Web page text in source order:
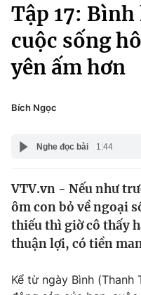
Chính trị
Xã hội
Tin tức
Thế giới đó đây
Câu chuyện quốc tế
Kinh tế
Tài chính
Dữ liệu và đời sống
Truyền hình
Truyền hình
Văn hóa - Giải trí
Y tế
Đời sống
Giáo dục
Tập 17:
cuộc sống
yên ấm hơn
Bích Ngọc
Nghe đọc bài 1:44
VTV.vn - Nếu như
ôm con bỏ về ngoại
thiếu thì giờ cô thấy
thuận lợi, có tiền
Kể từ ngày Bình